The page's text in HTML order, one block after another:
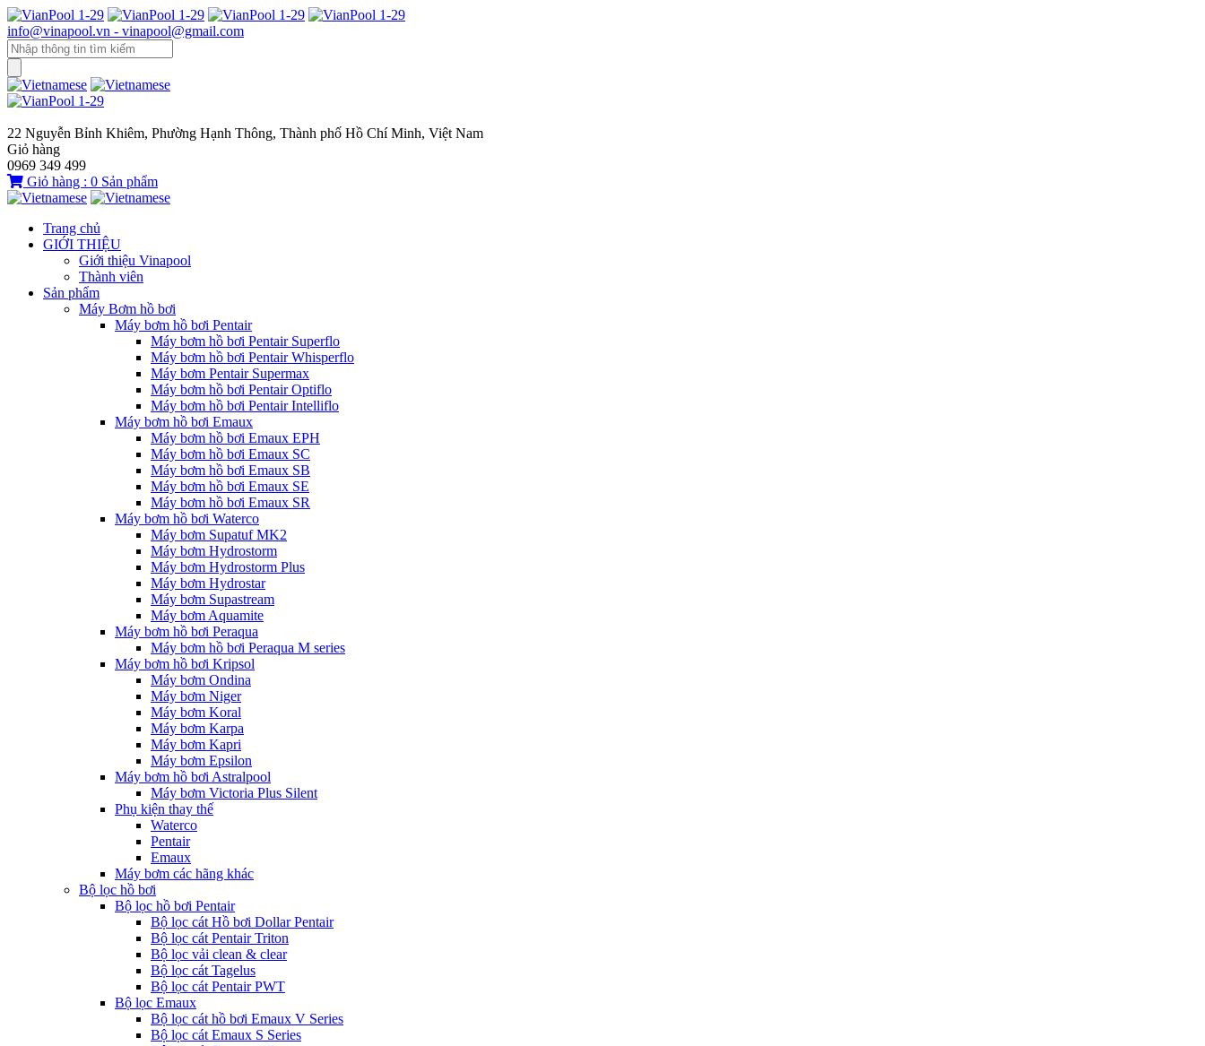
info@vinapool.vn - vinapool@gmail.com
22 Nguyễn Bỉnh Khiêm, Phường Hạnh Thông, Thành phố Hồ Chí Minh, Việt Nam
Giỏ hàng
0969 349 499
Giỏ hàng : 0 Sản phẩm
Trang chủ
GIỚI THIỆU
Giới thiệu Vinapool
Thành viên
Sản phẩm
Máy Bơm hồ bơi
Máy bơm hồ bơi Pentair
Máy bơm hồ bơi Pentair Superflo
Máy bơm hồ bơi Pentair Whisperflo
Máy bơm Pentair Supermax
Máy bơm hồ bơi Pentair Optiflo
Máy bơm hồ bơi Pentair Intelliflo
Máy bơm hồ bơi Emaux
Máy bơm hồ bơi Emaux EPH
Máy bơm hồ bơi Emaux SC
Máy bơm hồ bơi Emaux SB
Máy bơm hồ bơi Emaux SE
Máy bơm hồ bơi Emaux SR
Máy bơm hồ bơi Waterco
Máy bơm Supatuf MK2
Máy bơm Hydrostorm
Máy bơm Hydrostorm Plus
Máy bơm Hydrostar
Máy bơm Supastream
Máy bơm Aquamite
Máy bơm hồ bơi Peraqua
Máy bơm hồ bơi Peraqua M series
Máy bơm hồ bơi Kripsol
Máy bơm Ondina
Máy bơm Niger
Máy bơm Koral
Máy bơm Karpa
Máy bơm Kapri
Máy bơm Epsilon
Máy bơm hồ bơi Astralpool
Máy bơm Victoria Plus Silent
Phụ kiện thay thế
Waterco
Pentair
Emaux
Máy bơm các hãng khác
Bộ lọc hồ bơi
Bộ lọc hồ bơi Pentair
Bộ lọc cát Hồ bơi Dollar Pentair
Bộ lọc cát Pentair Triton
Bộ lọc vải clean & clear
Bộ lọc cát Tagelus
Bộ lọc cát Pentair PWT
Bộ lọc Emaux
Bộ lọc cát hồ bơi Emaux V Series
Bộ lọc cát Emaux S Series